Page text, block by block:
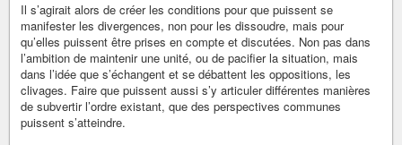
Il s’agirait alors de créer les conditions pour que puissent se
manifester les divergences, non pour les dissoudre, mais pour
qu’elles puissent être prises en compte et discutées. Non pas dans
l’ambition de maintenir une unité, ou de pacifier la situation, mais
dans l’idée que s’échangent et se débattent les oppositions, les
clivages. Faire que puissent aussi s’y articuler différentes manières
de subvertir l’ordre existant, que des perspectives communes
puissent s’atteindre.